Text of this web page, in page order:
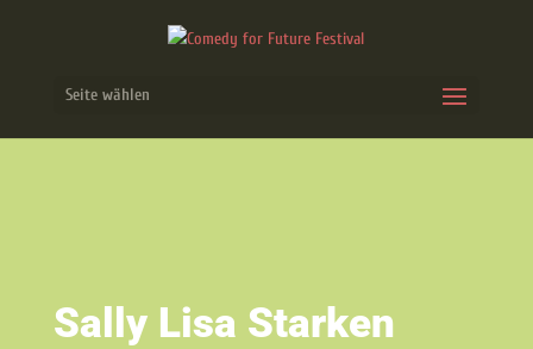
Seite wählen
Sally Lisa Starken